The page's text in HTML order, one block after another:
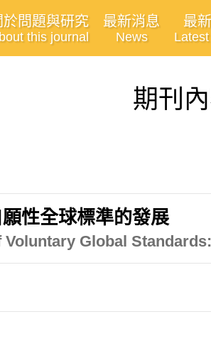
於問題與研究
this journal
最新消息
News
最
期刊
性全球標準的發展
Voluntary Global